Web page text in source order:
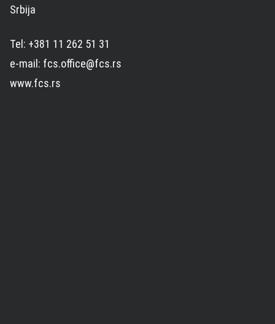
Srbija
Tel: +381 11 262 51 31
e-mail: fcs.office@fcs.rs
www.fcs.rs